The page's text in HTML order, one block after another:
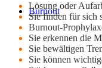
Burnout
Lösung oder
Sie finden für sich
Burnout-
Sie erkennen die
Sie bewältigen
Sie können